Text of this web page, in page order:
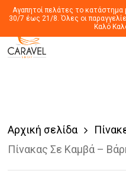
Αγαπητοί πελάτες το κατάστημα
30/7 έως 21/8. Όλες οι
Καλό
Skip
mainProducts
search
Αρχική σελίδα
Πίνακας Σε Καμβά –